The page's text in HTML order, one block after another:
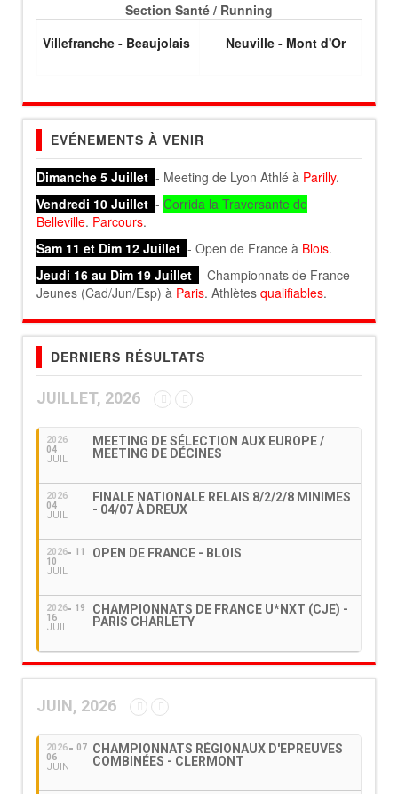
Section Santé / Running
Villefranche - Beaujolais
Neuville - Mont d'Or
EVÉNEMENTS À VENIR
Dimanche 5 Juillet - Meeting de Lyon Athlé à Parilly.
Vendredi 10 Juillet - Corrida la Traversante de
Belleville. Parcours.
Sam 11 et Dim 12 Juillet - Open de France à Blois.
Jeudi 16 au Dim 19 Juillet - Championnats de France
Jeunes (Cad/Jun/Esp) à Paris. Athlètes qualifiables.
DERNIERS RÉSULTATS
JUILLET, 2026
2026
04
JUIL
MEETING DE SÉLECTION AUX EUROPE /
MEETING DE DÉCINES
2026
04
JUIL
FINALE NATIONALE RELAIS 8/2/2/8 MINIMES
- 04/07 À DREUX
2026
10
JUIL
11 OPEN DE FRANCE - BLOIS
2026
16
JUIL
19
CHAMPIONNATS DE FRANCE U*NXT (CJE) -
PARIS CHARLETY
JUIN, 2026
2026
06
JUIN
07
CHAMPIONNATS RÉGIONAUX D'EPREUVES
COMBINÉES - CLERMONT